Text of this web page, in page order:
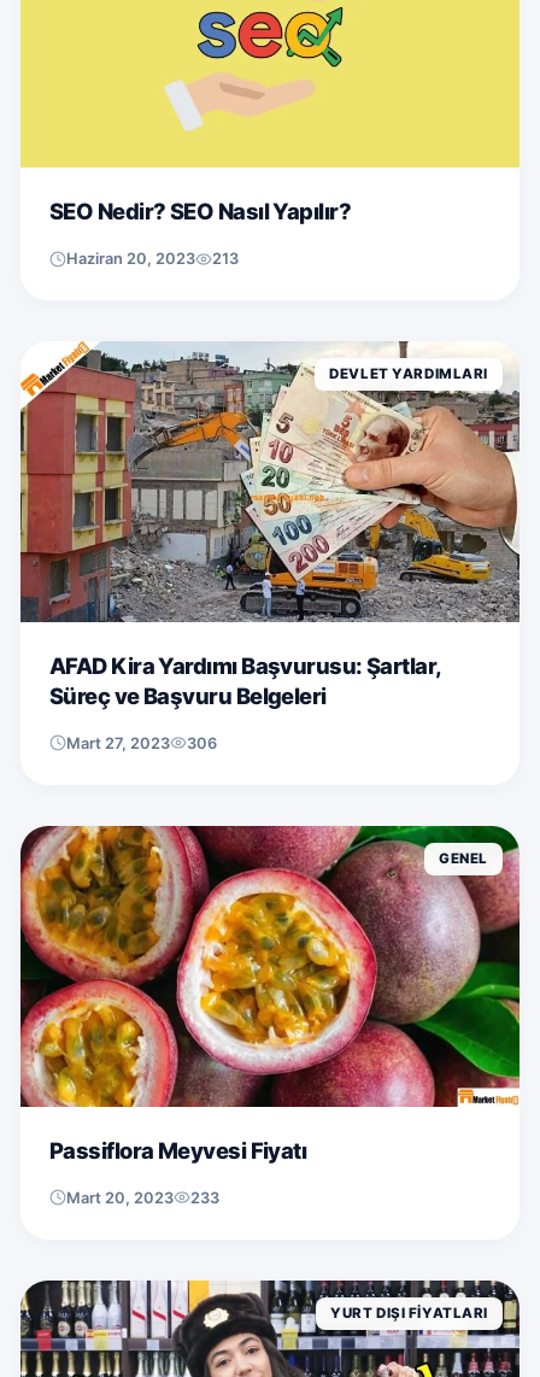
SEO Nedir? SEO Nasıl Yapılır?
Haziran 20, 2023 213
DEVLET YARDIMLARI
AFAD Kira Yardımı Başvurusu: Şartlar,
Süreç ve Başvuru Belgeleri
Mart 27, 2023 306
GENEL
Passiflora Meyvesi Fiyatı
Mart 20, 2023 233
YURT DIŞI FIYATLARI